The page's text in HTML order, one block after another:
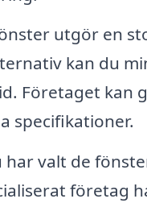
utgör en
kan du
Företaget kan
specifikationer.
har valt de
företag